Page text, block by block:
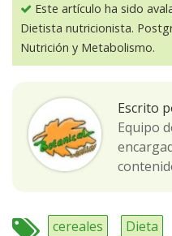
Este artículo ha sido
Dietista nutricionista.
Nutrición y Metabolismo.
Escrito
Equipo
cereales Dieta